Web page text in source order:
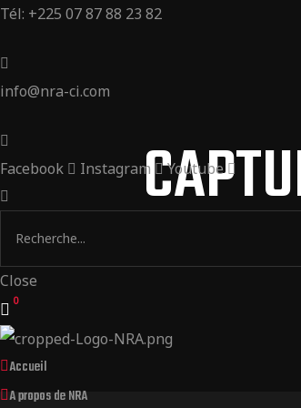
Tél: +225 07 87 88 23 82
info@nra-ci.com
Facebook Instagram Youtube
Close
0
Accueil
A propos de NRA